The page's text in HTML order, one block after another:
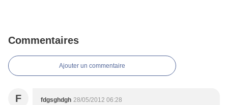
Commentaires
Ajouter un commentaire
F fdgsghdgh 28/05/2012 06:28